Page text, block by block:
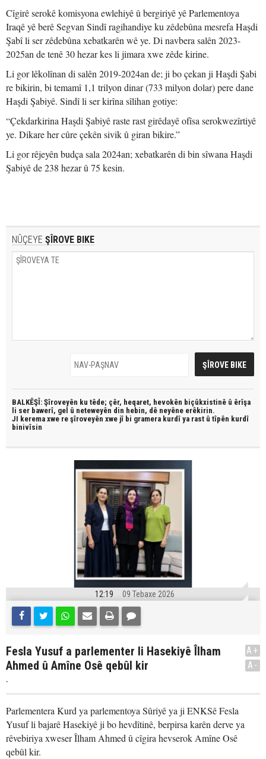
Cîgirê serokê komisyona ewlehiyê û bergiriyê yê Parlementoya
Iraqê yê berê Segvan Sindî ragihandiye ku zêdebûna mesrefa Haşdi
Şabî li ser zêdebûna xebatkarên wê ye. Di navbera salên 2023-
2025an de tenê 30 hezar kes li jimara xwe zêde kirine.
Li gor lêkolînan di salên 2019-2024an de; ji bo çekan ji Haşdi Şabi
re bikirin, bi temamî 1,1 trilyon dinar (733 milyon dolar) pere dane
Haşdi Şabiyê. Sindî li ser kirîna sîlihan gotiye:
“Çekdarkirina Haşdi Şabiyê raste rast girêdayê ofîsa serokwezîrtiyê
ye. Dikare her cûre çekên sivik û giran bikire.”
Li gor rêjeyên budça sala 2024an; xebatkarên di bin sîwana Haşdi
Şabiyê de 238 hezar û 75 kesin.
NÛÇEYE ŞÎROVE BIKE
BALKÊŞÎ: Şîroveyên ku têde; çêr, heqaret, hevokên biçûkxistinê û êrîşa
li ser bawerî, gel û neteweyên din hebin, dê neyêne erêkirin.
JI kerema xwe re şîroveyên xwe jî bi gramera kurdî ya rast û tîpên kurdî
binivîsin
12:19 09 Tebaxe 2026
Fesla Yusuf a parlementer li Hasekiyê Îlham
Ahmed û Amîne Osê qebûl kir
.
A+
A-
Parlementera Kurd ya parlementoya Sûriyê ya ji ENKSê Fesla
Yusuf li bajarê Hasekiyê ji bo hevdîtinê, berpirsa karên derve ya
rêvebiriya xweser Îlham Ahmed û cîgira hevserok Amîne Osê
qebûl kir.